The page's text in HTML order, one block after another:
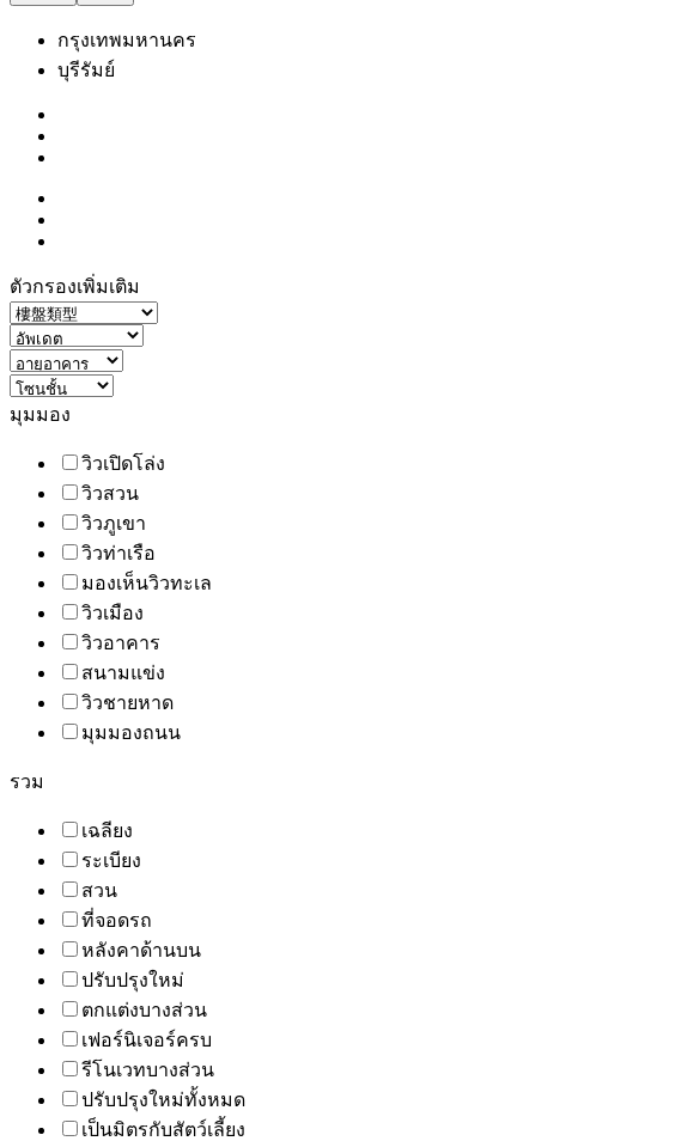
กรุงเทพมหานคร
บุรีรัมย์
ตัวกรองเพิ่มเติม
มุมมอง
วิวเปิดโล่ง
วิวสวน
วิวภูเขา
วิวท่าเรือ
มองเห็นวิวทะเล
วิวเมือง
วิวอาคาร
สนามแข่ง
วิวชายหาด
มุมมองถนน
รวม
เฉลียง
ระเบียง
สวน
ที่จอดรถ
หลังคาด้านบน
ปรับปรุงใหม่
ตกแต่งบางส่วน
เฟอร์นิเจอร์ครบ
รีโนเวทบางส่วน
ปรับปรุงใหม่ทั้งหมด
เป็นมิตรกับสัตว์เลี้ยง